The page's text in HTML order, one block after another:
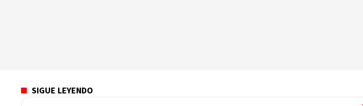
SIGUE LEYENDO